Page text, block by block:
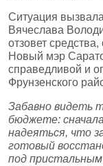
Ситуация
Вячеслава
отзовет
Новый мэр
справедливой и
Фрунзенского
Забавно видеть
бюджете:
надеяться, что
готовый
под пристальным